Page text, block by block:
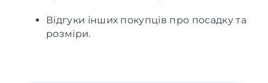
Відгуки інших покупців про посадку та
розміри.